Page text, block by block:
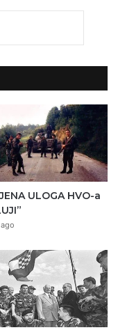
ULOGA HVO-a